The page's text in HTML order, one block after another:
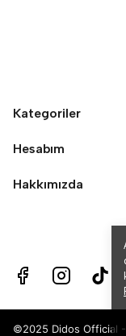
Kategoriler
Hesabım
Hakkımızda
©2025 Didos Official -